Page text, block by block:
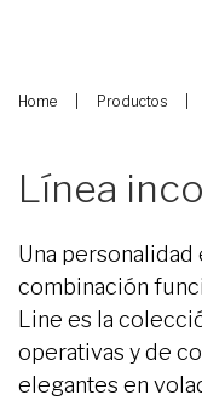
Home Productos
Línea
Una personalidad
combinación
Line es la
operativas y de
elegantes en